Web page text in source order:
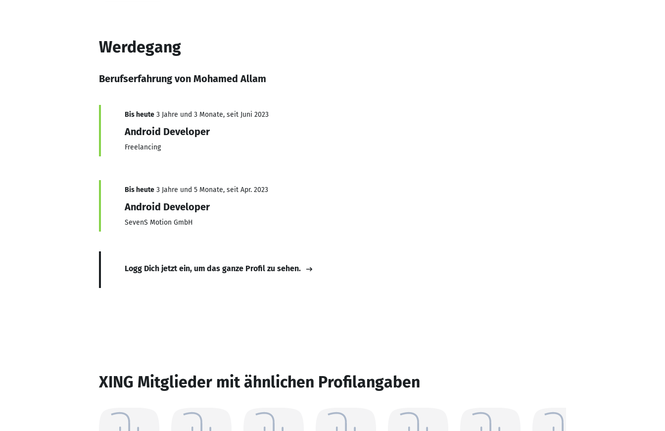
Werdegang
Berufserfahrung von Mohamed Allam
Bis heute 3 Jahre und 3 Monate, seit Juni 2023
Android Developer
Freelancing
Bis heute 3 Jahre und 5 Monate, seit Apr. 2023
Android Developer
SevenS Motion GmbH
Logg Dich jetzt ein, um das ganze Profil zu sehen.
XING Mitglieder mit ähnlichen Profilangaben